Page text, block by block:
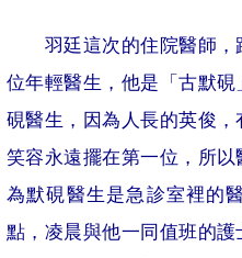
羽廷這次的住院醫師，
位年輕醫生，他是「古默
硯醫生，因為人長的英俊，
笑容永遠擺在第一位，所
為默硯醫生是急診室裡的
點，凌晨與他一同值班的